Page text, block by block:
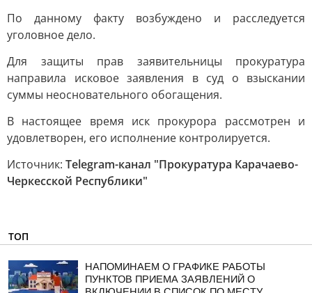
По данному факту возбуждено и расследуется
уголовное дело.
Для защиты прав заявительницы прокуратура
направила исковое заявления в суд о взыскании
суммы неосновательного обогащения.
В настоящее время иск прокурора рассмотрен и
удовлетворен, его исполнение контролируется.
Источник: Telegram-канал "Прокуратура Карачаево-
Черкесской Республики"
ТОП
НАПОМИНАЕМ О ГРАФИКЕ РАБОТЫ
ПУНКТОВ ПРИЕМА ЗАЯВЛЕНИЙ О